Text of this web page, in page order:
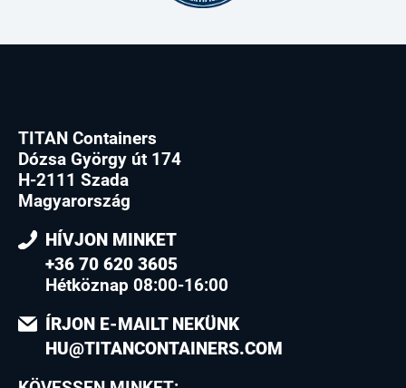
TITAN Containers
Dózsa György út 174
H-2111 Szada
Magyarország
HÍVJON MINKET
+36 70 620 3605
Hétköznap 08:00-16:00
ÍRJON E-MAILT NEKÜNK
HU@TITANCONTAINERS.COM